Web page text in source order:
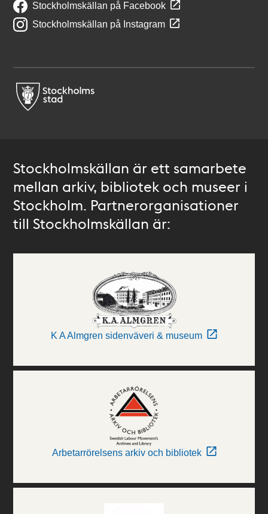
Stockholmskällan på Facebook
Stockholmskällan på Instagram
Stockholmskällan är ett samarbete
mellan arkiv, bibliotek och museer i
Stockholm. Partnerorganisationer
till Stockholmskällan är:
K A Almgren sidenväveri & museum
Arbetarrörelsens arkiv och bibliotek